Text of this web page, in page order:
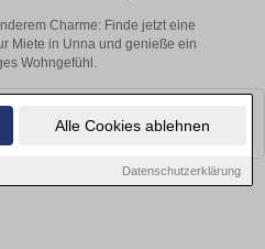
Alle Cookies ablehnen
Datenschutzerklärung
Charme: Finde jetzt eine
Miete in Unna und genieße ein
Wohngefühl.
Objekte finden. Schauen Sie